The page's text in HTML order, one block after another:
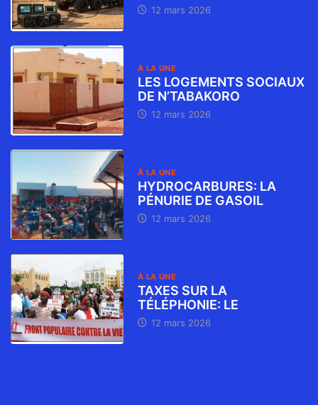
12 mars 2026
À LA UNE
LES LOGEMENTS SOCIAUX
DE N’TABAKORO
12 mars 2026
À LA UNE
HYDROCARBURES: LA
PÉNURIE DE GASOIL
12 mars 2026
À LA UNE
TAXES SUR LA
TÉLÉPHONIE: LE
12 mars 2026